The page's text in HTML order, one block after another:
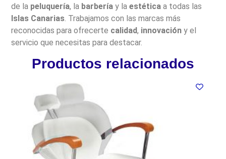
de la peluquería, la barbería y laestética a todas las
Islas Canarias. Trabajamos con las marcas más
reconocidas para ofrecerte calidad, innovación y el
servicio que necesitas para destacar.
Productos relacionados